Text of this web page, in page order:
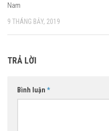
Nam
9 THÁNG BẢY, 2019
TRẢ LỜI
Bình luận *